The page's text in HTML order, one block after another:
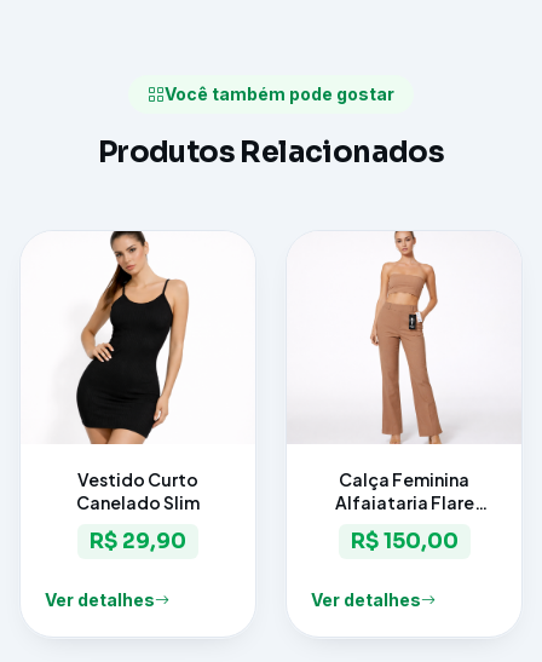
Você também pode gostar
Produtos Relacionados
Vestido Curto
Canelado Slim
R$ 29,90
Ver detalhes
Calça Feminina
Alfaiataria Flare
Elegance
R$ 150,00
Ver detalhes